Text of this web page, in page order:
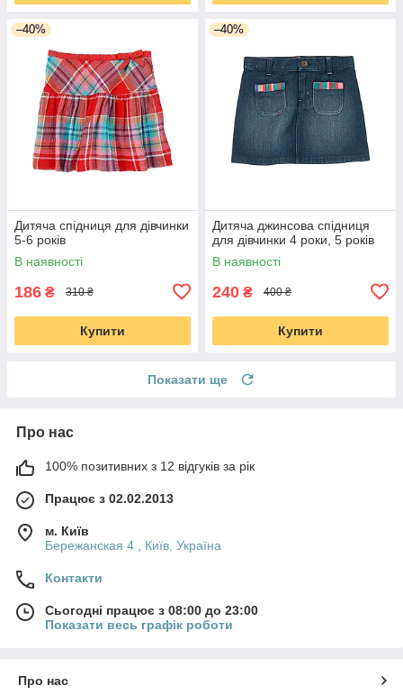
–40%
Дитяча спідниця для дівчинки
5-6 років
В наявності
186 ₴ 310 ₴
Купити
–40%
Дитяча джинсова спідниця
для дівчинки 4 роки, 5 років
В наявності
240 ₴ 400 ₴
Купити
Показати ще
Про нас
100% позитивних з 12 відгуків за рік
Працює з 02.02.2013
м. Київ
Бережанская 4 , Київ, Україна
Контакти
Сьогодні працює з 08:00 до 23:00
Показати весь графік роботи
Про нас